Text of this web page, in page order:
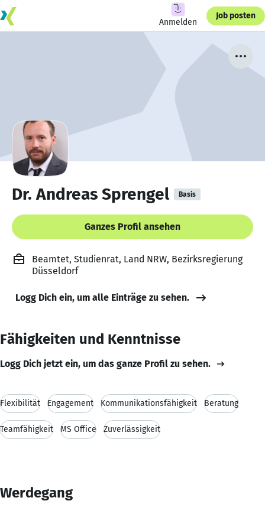
Anmelden
Job posten
Dr. Andreas Sprengel Basis
Ganzes Profil ansehen
Beamtet, Studienrat, Land NRW, Bezirksregierung
Düsseldorf
Logg Dich ein, um alle Einträge zu sehen.
Fähigkeiten und Kenntnisse
Logg Dich jetzt ein, um das ganze Profil zu sehen.
Flexibilität Engagement Kommunikationsfähigkeit Beratung
Teamfähigkeit MS Office Zuverlässigkeit
Werdegang